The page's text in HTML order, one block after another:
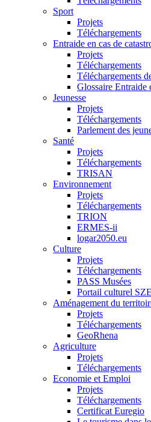
Sport
Projets
Téléchargements
Entraide en cas de
Projets
Téléchargements
Téléchargements
Glossaire Entraide
Jeunesse
Projets
Téléchargements
Parlement des
Santé
Projets
Téléchargements
TRISAN
Environnement
Projets
Téléchargements
TRION
ERMES-ii
logar2050.eu
Culture
Projets
Téléchargements
PASS Musées
Portail culturel
Aménagement du
Projets
Téléchargements
GeoRhena
Agriculture
Projets
Téléchargements
Economie et Emploi
Projets
Téléchargements
Certificat Euregio